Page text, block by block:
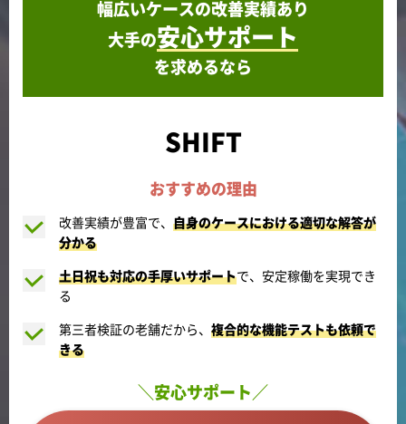
幅広いケースの改善実績あり
大手の安心サポート
を求めるなら
SHIFT
おすすめの理由
改善実績が豊富で、 自身のケースにおける適切な解答が
分かる
土日祝も対応の手厚いサポートで、安定稼働を実現でき
る
第三者検証の老舗だから、 複合的な機能テストも依頼で
きる
＼安心サポート／